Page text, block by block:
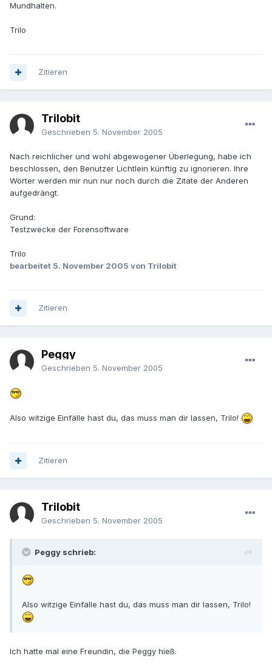
Mundhalten.
Trilo
Zitieren
Trilobit
Geschrieben 5. November 2005
Nach reichlicher und wohl abgewogener Überlegung, habe ich
beschlossen, den Benutzer Lichtlein künftig zu ignorieren. Ihre
Wörter werden mir nun nur noch durch die Zitate der Anderen
aufgedrängt.
Grund:
Testzwecke der Forensoftware
Trilo
bearbeitet 5. November 2005 von Trilobit
Zitieren
Peggy
Geschrieben 5. November 2005
Also witzige Einfälle hast du, das muss man dir lassen, Trilo!
Zitieren
Trilobit
Geschrieben 5. November 2005
Peggy schrieb:
Also witzige Einfälle hast du, das muss man dir lassen, Trilo!
Ich hatte mal eine Freundin, die Peggy hieß.